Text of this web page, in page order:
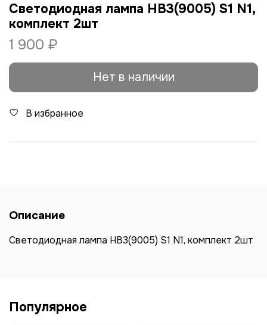
Светодиодная лампа HB3(9005) S1 N1,
комплект 2шт
1 900 ₽
Нет в наличии
В избранное
Описание
Светодиодная лампа HB3(9005) S1 N1, комплект 2шт
Популярное